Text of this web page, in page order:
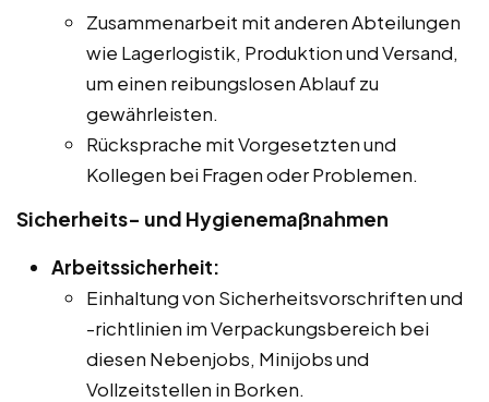
Zusammenarbeit mit anderen Abteilungen
wie Lagerlogistik, Produktion und Versand,
um einen reibungslosen Ablauf zu
gewährleisten.
Rücksprache mit Vorgesetzten und
Kollegen bei Fragen oder Problemen.
Sicherheits- und Hygienemaßnahmen
Arbeitssicherheit:
Einhaltung von Sicherheitsvorschriften und
-richtlinien im Verpackungsbereich bei
diesen Nebenjobs, Minijobs und
Vollzeitstellen in Borken.